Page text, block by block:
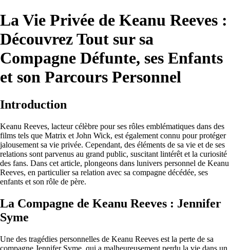
La Vie Privée de Keanu Reeves :
Découvrez Tout sur sa
Compagne Défunte, ses Enfants
et son Parcours Personnel
Introduction
Keanu Reeves, lacteur célèbre pour ses rôles emblématiques dans des
films tels que Matrix et John Wick, est également connu pour protéger
jalousement sa vie privée. Cependant, des éléments de sa vie et de ses
relations sont parvenus au grand public, suscitant lintérêt et la curiosité
des fans. Dans cet article, plongeons dans lunivers personnel de Keanu
Reeves, en particulier sa relation avec sa compagne décédée, ses
enfants et son rôle de père.
La Compagne de Keanu Reeves : Jennifer
Syme
Une des tragédies personnelles de Keanu Reeves est la perte de sa
compagne Jennifer Syme, qui a malheureusement perdu la vie dans un